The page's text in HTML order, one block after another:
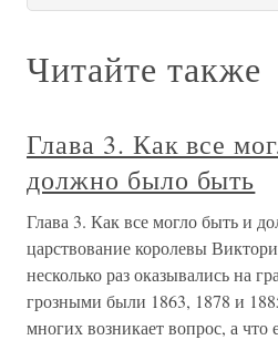
Читайте также
Глава 3. Как все
должно было быть
Глава 3. Как все могло быть и
царствование королевы
несколько раз оказывались на
грозными были 1863, 1878 и
многих возникает вопрос, а что